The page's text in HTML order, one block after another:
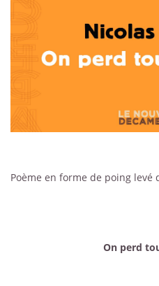
Poème en forme de poing levé
On perd